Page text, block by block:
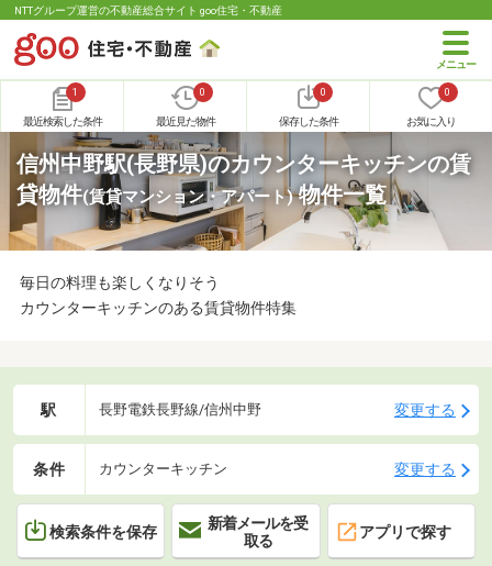
NTTグループ運営の不動産総合サイト goo住宅・不動産
1
最近検索した条件
0
最近見た物件
0
保存した条件
0
お気に入り
信州中野駅(長野県)のカウンターキッチンの賃
貸物件(賃貸マンション・アパート)物件一覧
毎日の料理も楽しくなりそう
カウンターキッチンのある賃貸物件特集
駅 長野電鉄長野線/信州中野 変更する
条件 カウンターキッチン 変更する
検索条件を保存
新着メールを受
取る
アプリで探す